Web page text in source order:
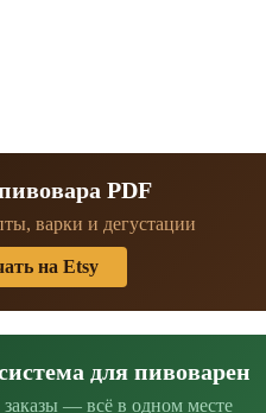
PDF
варки и дегустации
на Etsy
для пивоварен
заказы — всё в одном месте